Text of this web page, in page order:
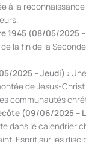
à la
1945 (08/05/2025
la fin de la
2025 – Jeudi) :
de Jésus-
communautés
(09/06/2025 –
dans le calendrier
Esprit sur les